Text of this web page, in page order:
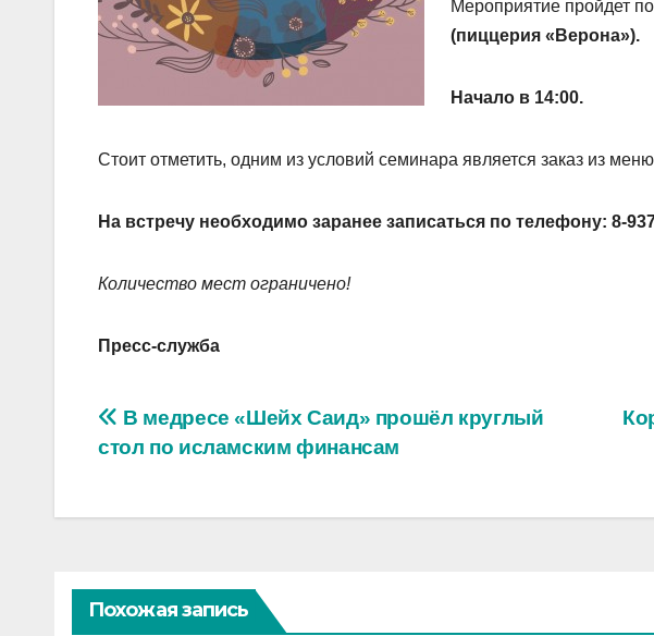
Мероприятие пройдет
(пиццерия «Верона»).
Начало в 14:00.
Стоит отметить, одним из условий семинара является заказ из
На встречу необходимо заранее записаться по телефону: 8-
Количество мест ограничено!
Пресс-служба
Навигация
записям
В медресе «Шейх Саид» прошёл круглый
стол по исламским финансам
Похожая запись